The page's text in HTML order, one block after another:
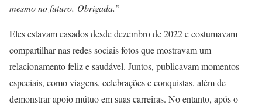
mesmo no futuro. Obrigada.”
Eles estavam casados desde dezembro de 2022 e costumavam
compartilhar nas redes sociais fotos que mostravam um
relacionamento feliz e saudável. Juntos, publicavam momentos
especiais, como viagens, celebrações e conquistas, além de
demonstrar apoio mútuo em suas carreiras. No entanto, após o